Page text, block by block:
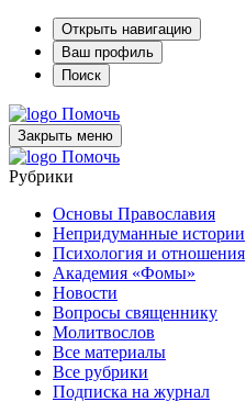
Открыть навигацию
Ваш профиль
Поиск
Помочь
Закрыть меню
Помочь
Рубрики
Основы Православия
Непридуманные истории
Психология и отношения
Академия «Фомы»
Новости
Вопросы священнику
Молитвослов
Все материалы
Все рубрики
Подписка на журнал